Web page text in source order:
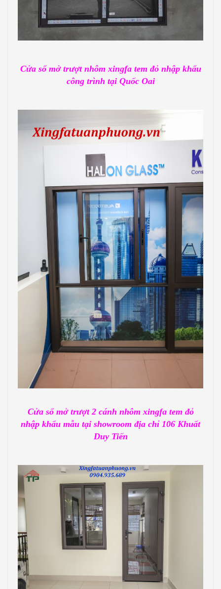
Cửa sổ mở trượt nhôm xingfa tem đỏ nhập khẩu
công trình tại Quốc Oai
Cửa sổ mở trượt 2 cánh nhôm xingfa tem đỏ
nhập khẩu mẫu tại showroom địa chỉ 106 Khuất
Duy Tiến